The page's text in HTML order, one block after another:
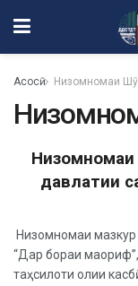
Асосӣ Низомномаи
Низомномаи
давлатии
Низомномаи мазкур
“Дар бораи
таҳсилоти олии